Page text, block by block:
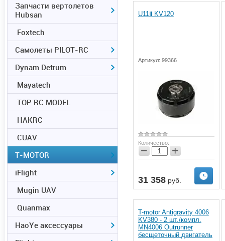
U11Ⅱ KV120
Артикул: 99366
Количество:
− +
31 358руб.
T-motor Antigravity 4006
KV380 - 2 шт./компл.
MN4006 Outrunner
бесщеточный двигатель
Запчасти вертолетов
Hubsan
Foxtech
Самолеты PILOT-RC
Dynam Detrum
Mayatech
TOP RC MODEL
HAKRC
CUAV
T-MOTOR
iFlight
Mugin UAV
Quanmax
HaoYe аксессуары